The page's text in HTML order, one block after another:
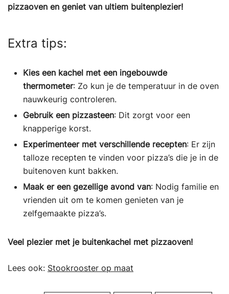
pizzaoven en geniet van ultiem buitenplezier!
Extra tips:
Kies een kachel met een ingebouwde
thermometer: Zo kun je de temperatuur in de oven
nauwkeurig controleren.
Gebruik een pizzasteen: Dit zorgt voor een
knapperige korst.
Experimenteer met verschillende recepten: Er zijn
talloze recepten te vinden voor pizza’s die je in de
buitenoven kunt bakken.
Maak er een gezellige avond van: Nodig familie en
vrienden uit om te komen genieten van je
zelfgemaakte pizza’s.
Veel plezier met je buitenkachel met pizzaoven!
Lees ook: Stookrooster op maat